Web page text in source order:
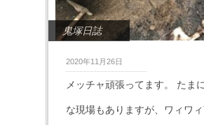
鬼塚日誌
2020年11月26日
メッチャ頑張ってます。 たま
な現場もありますが、ワィワ